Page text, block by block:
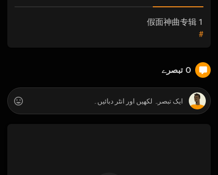
假面神曲专辑 1
#
0 تبصرے